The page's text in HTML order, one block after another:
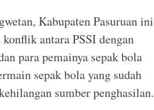
Kabupaten Pasuruan ini
antara PSSI dengan
para pemainya sepak bola
sepak bola yang sudah
sumber penghasilan.‎